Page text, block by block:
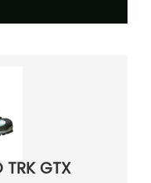
TRK GTX